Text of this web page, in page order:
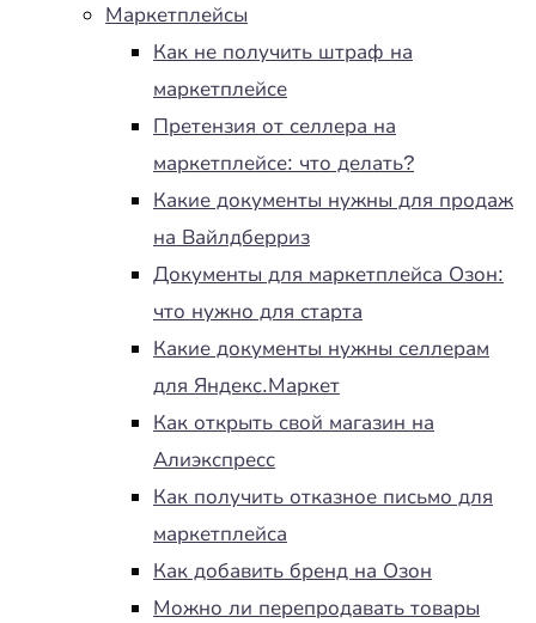
Маркетплейсы
Как не получить штраф на
маркетплейсе
Претензия от селлера на
маркетплейсе: что делать?
Какие документы нужны для продаж
на Вайлдберриз
Документы для маркетплейса Озон:
что нужно для старта
Какие документы нужны селлерам
для Яндекс.Маркет
Как открыть свой магазин на
Алиэкспресс
Как получить отказное письмо для
маркетплейса
Как добавить бренд на Озон
Можно ли перепродавать товары